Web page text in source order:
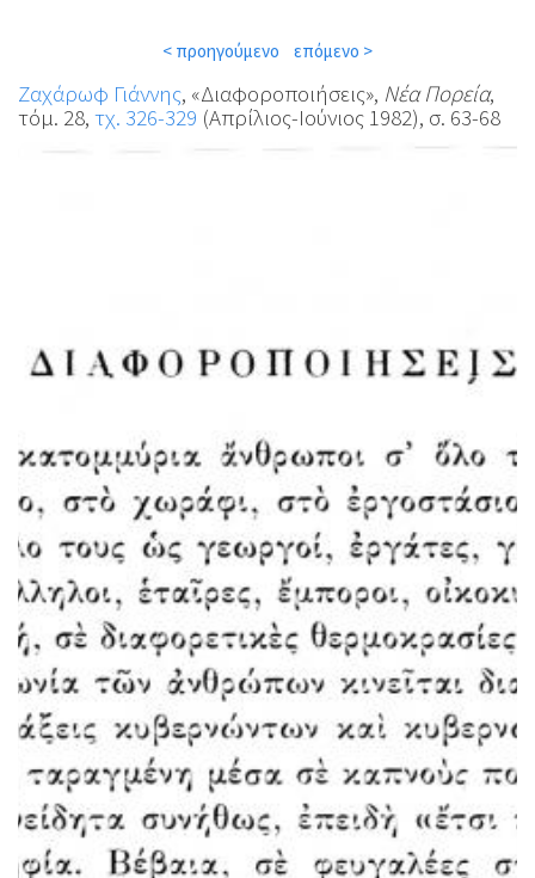
< προηγούμενο επόμενο >
Ζαχάρωφ Γιάννης, «Διαφοροποιήσεις», Νέα Πορεία,
τόμ. 28, τχ. 326-329 (Απρίλιος-Ιούνιος 1982), σ. 63-68